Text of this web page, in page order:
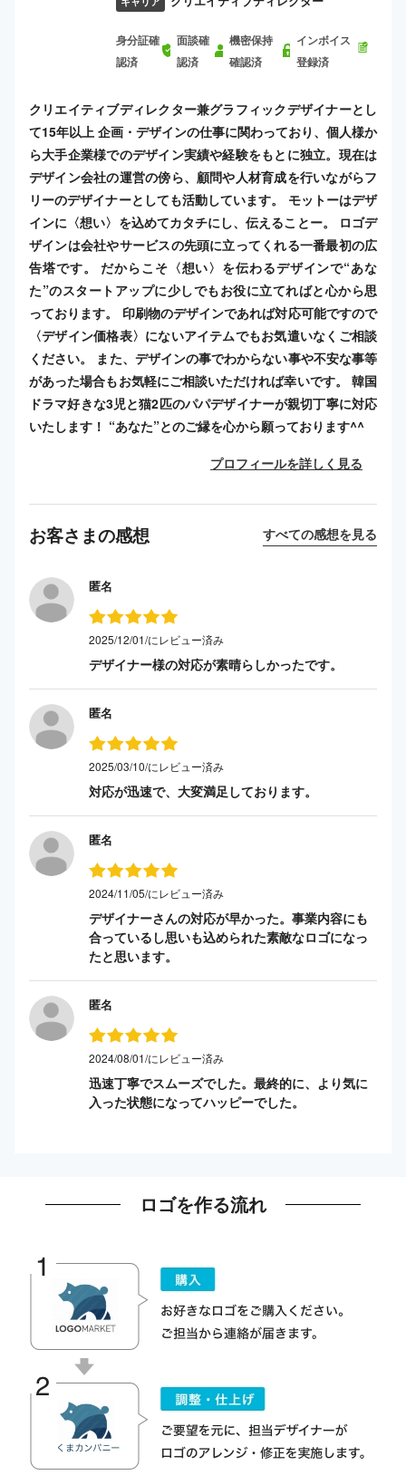
身分証確
認済
面談確
認済
機密保持
確認済
インボイス
登録済
クリエイティブディレクター兼グラフィックデザイナーとし
て15年以上 企画・デザインの仕事に関わっており、個人様か
ら大手企業様でのデザイン実績や経験をもとに独立。現在は
デザイン会社の運営の傍ら、顧問や人材育成を行いながらフ
リーのデザイナーとしても活動しています。 モットーはデザ
インに〈想い〉を込めてカタチにし、伝えることー。 ロゴデ
ザインは会社やサービスの先頭に立ってくれる一番最初の広
告塔です。 だからこそ〈想い〉を伝わるデザインで“あな
た”のスタートアップに少しでもお役に立てればと心から思
っております。 印刷物のデザインであれば対応可能ですので
〈デザイン価格表〉にないアイテムでもお気遣いなくご相談
ください。 また、デザインの事でわからない事や不安な事等
があった場合もお気軽にご相談いただければ幸いです。 韓国
ドラマ好きな3児と猫2匹のパパデザイナーが親切丁寧に対応
いたします！ “あなた”とのご縁を心から願っております^^
プロフィールを詳しく見る
お客さまの感想 すべての感想を見る
匿名
2025/12/01/にレビュー済み
デザイナー様の対応が素晴らしかったです。
匿名
2025/03/10/にレビュー済み
対応が迅速で、大変満足しております。
匿名
2024/11/05/にレビュー済み
デザイナーさんの対応が早かった。事業内容にも
合っているし思いも込められた素敵なロゴになっ
たと思います。
匿名
2024/08/01/にレビュー済み
迅速丁寧でスムーズでした。最終的に、より気に
入った状態になってハッピーでした。
ロゴを作る流れ